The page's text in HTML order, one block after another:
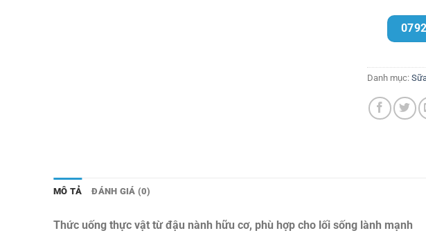
Danh mục:
MÔ TẢ ĐÁNH GIÁ (0)
Thức uống thực vật từ đậu nành hữu cơ, phù hợp cho lối sống lành mạnh